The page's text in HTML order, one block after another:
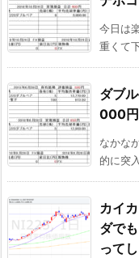
今日は
重くて
ダブ
000円
なかな
的に突
カイ
ダで
って